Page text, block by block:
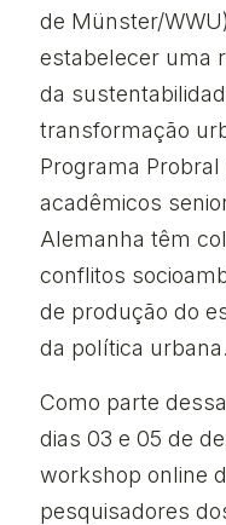
de Münster/
estabelecer uma
da
transformação
Programa Probral
acadêmicos
Alemanha têm
conflitos
de produção do
da política urbana.
Como parte
dias 03 e 05 de
workshop online
pesquisadores